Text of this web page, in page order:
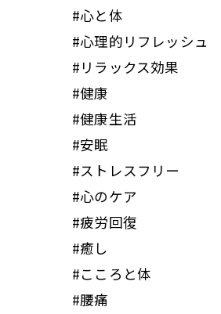
#心と体
#心理的リフレッシュ
#リラックス効果
#健康
#健康生活
#安眠
#ストレスフリー
#心のケア
#疲労回復
#癒し
#こころと体
#腰痛